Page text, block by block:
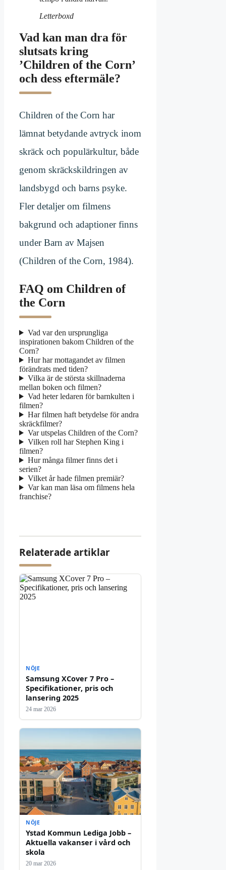
Letterboxd
Vad kan man dra för
slutsats kring
’Children of the Corn’
och dess eftermäle?
Children of the Corn har
lämnat betydande avtryck inom
skräck och populärkultur, både
genom skräckskildringen av
landsbygd och barns psyke.
Fler detaljer om filmens
bakgrund och adaptioner finns
under Barn av Majsen
(Children of the Corn, 1984).
FAQ om Children of
the Corn
Vad var den ursprungliga
inspirationen bakom Children of the
Corn?
Hur har mottagandet av filmen
förändrats med tiden?
Vilka är de största skillnaderna
mellan boken och filmen?
Vad heter ledaren för barnkulten i
filmen?
Har filmen haft betydelse för andra
skräckfilmer?
Var utspelas Children of the Corn?
Vilken roll har Stephen King i
filmen?
Hur många filmer finns det i
serien?
Vilket år hade filmen premiär?
Var kan man läsa om filmens hela
franchise?
Relaterade artiklar
NÖJE
Samsung XCover 7 Pro –
Specifikationer, pris och
lansering 2025
24 mar 2026
NÖJE
Ystad Kommun Lediga Jobb –
Aktuella vakanser i vård och
skola
20 mar 2026